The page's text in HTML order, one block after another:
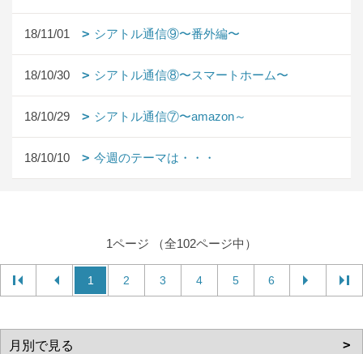
18/11/01 シアトル通信⑨〜番外編〜
18/10/30 シアトル通信⑧〜スマートホーム〜
18/10/29 シアトル通信⑦〜amazon～
18/10/10 今週のテーマは・・・
1ページ （全102ページ中）
1 2 3 4 5 6